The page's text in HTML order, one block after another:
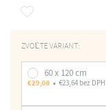
ZVOĽTE VARIANT:
60 x 120 cm
€29,08
€23,64 bez DPH